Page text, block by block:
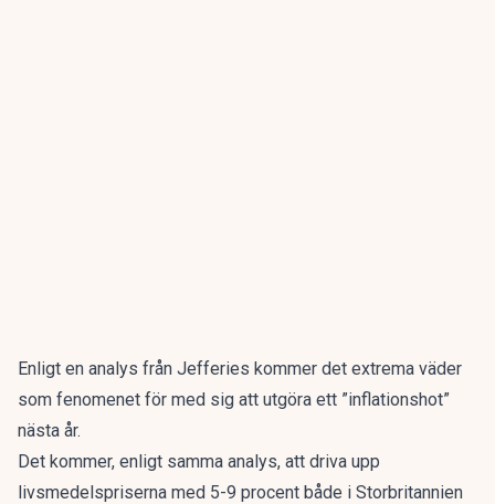
Enligt en analys från Jefferies kommer det extrema väder
som fenomenet för med sig att utgöra ett ”inflationshot”
nästa år.
Det kommer, enligt samma analys, att driva upp
livsmedelspriserna med 5-9 procent både i Storbritannien